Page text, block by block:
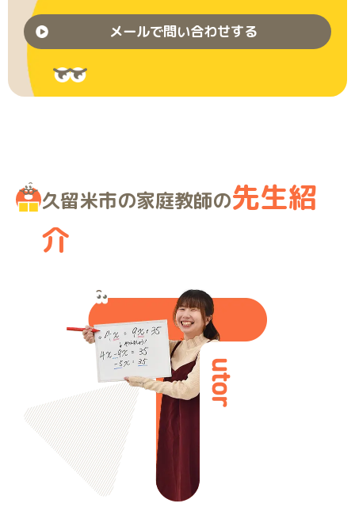
メールで問い合わせする
久留米市の家庭教師の先生紹
介